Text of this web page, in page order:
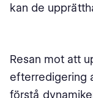
kan de
Resan mot att
efterredigering
förstå